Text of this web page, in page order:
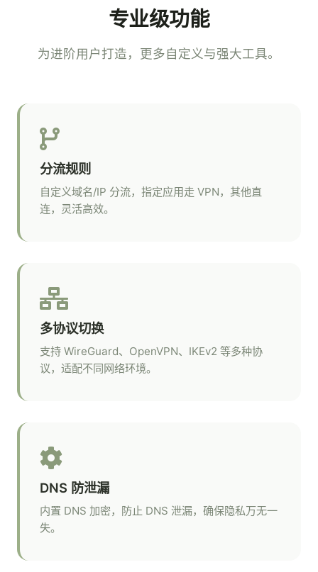
专业级功能
为进阶用户打造，更多自定义与强大工具。
分流规则
自定义域名/IP 分流，指定应用走 VPN，其他直
连，灵活高效。
多协议切换
支持 WireGuard、OpenVPN、IKEv2 等多种协
议，适配不同网络环境。
DNS 防泄漏
内置 DNS 加密，防止 DNS 泄漏，确保隐私万无一
失。